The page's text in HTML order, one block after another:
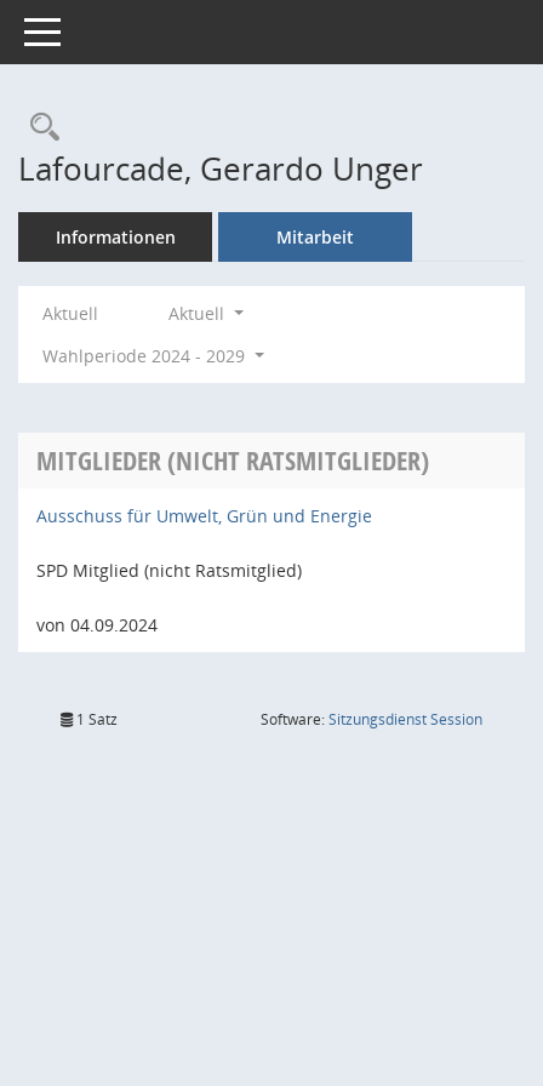
Toggle navigation
Rechercheauswahl
Lafourcade, Gerardo Unger
Informationen Mitarbeit
Aktuell
Aktuell
Wahlperiode 2024 - 2029
MITGLIEDER (NICHT RATSMITGLIEDER)
Ausschuss für Umwelt, Grün und Energie
SPD Mitglied (nicht Ratsmitglied)
von 04.09.2024
1 Satz Software:SitzungsdienstSession(Wird in